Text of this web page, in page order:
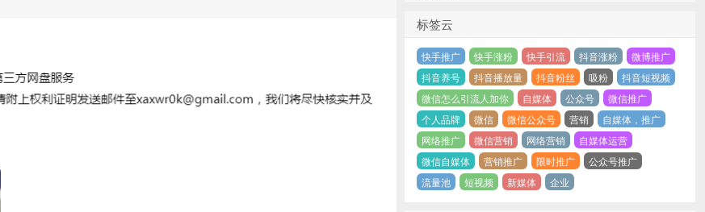
标签云
快手推广 快手涨粉 快手引流 抖音涨粉
微博推广
抖音养号
抖音播放量 抖音粉丝 吸粉
抖音短视频
微信怎么引流人加你
自媒体 公众号
微信推广
个人品牌
微信 微信公众号 营销
自媒体，推广
网络推广
微信营销 网络营销
自媒体运营
微信自媒体
营销推广 限时推广
公众号推广
流量池
短视频 新媒体 企业